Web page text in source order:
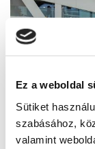
Ez a weboldal
Sütiket
szabásához,
valamint